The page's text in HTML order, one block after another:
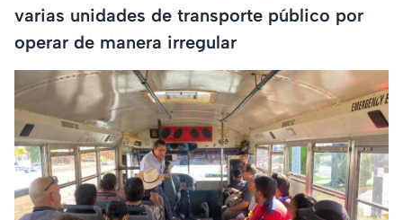
varias unidades de transporte público por
operar de manera irregular